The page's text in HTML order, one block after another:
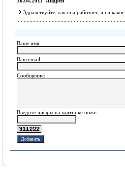
Здравствуйте, как она работает, и на
Ваше имя:
Ваш еmail:
Сообщение:
Введите цифры на картинке ниже: